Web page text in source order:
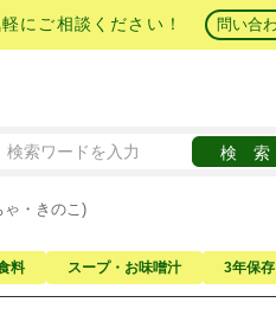
にご相談ください！ 問い合
ゃ・きのこ)
料 スープ・お味噌汁 3年保